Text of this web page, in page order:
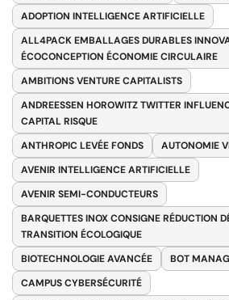
ADOPTION INTELLIGENCE ARTIFICIELLE
ALL4PACK EMBALLAGES DURABLES
ÉCOCONCEPTION ÉCONOMIE CIRCULAIRE
AMBITIONS VENTURE CAPITALISTS
ANDREESSEN HOROWITZ TWITTER
CAPITAL RISQUE
ANTHROPIC LEVÉE FONDS
AUTONOMIE
AVENIR INTELLIGENCE ARTIFICIELLE
AVENIR SEMI-CONDUCTEURS
BARQUETTES INOX CONSIGNE RÉDUCTION
TRANSITION ÉCOLOGIQUE
BIOTECHNOLOGIE AVANCÉE
BOT
CAMPUS CYBERSÉCURITÉ